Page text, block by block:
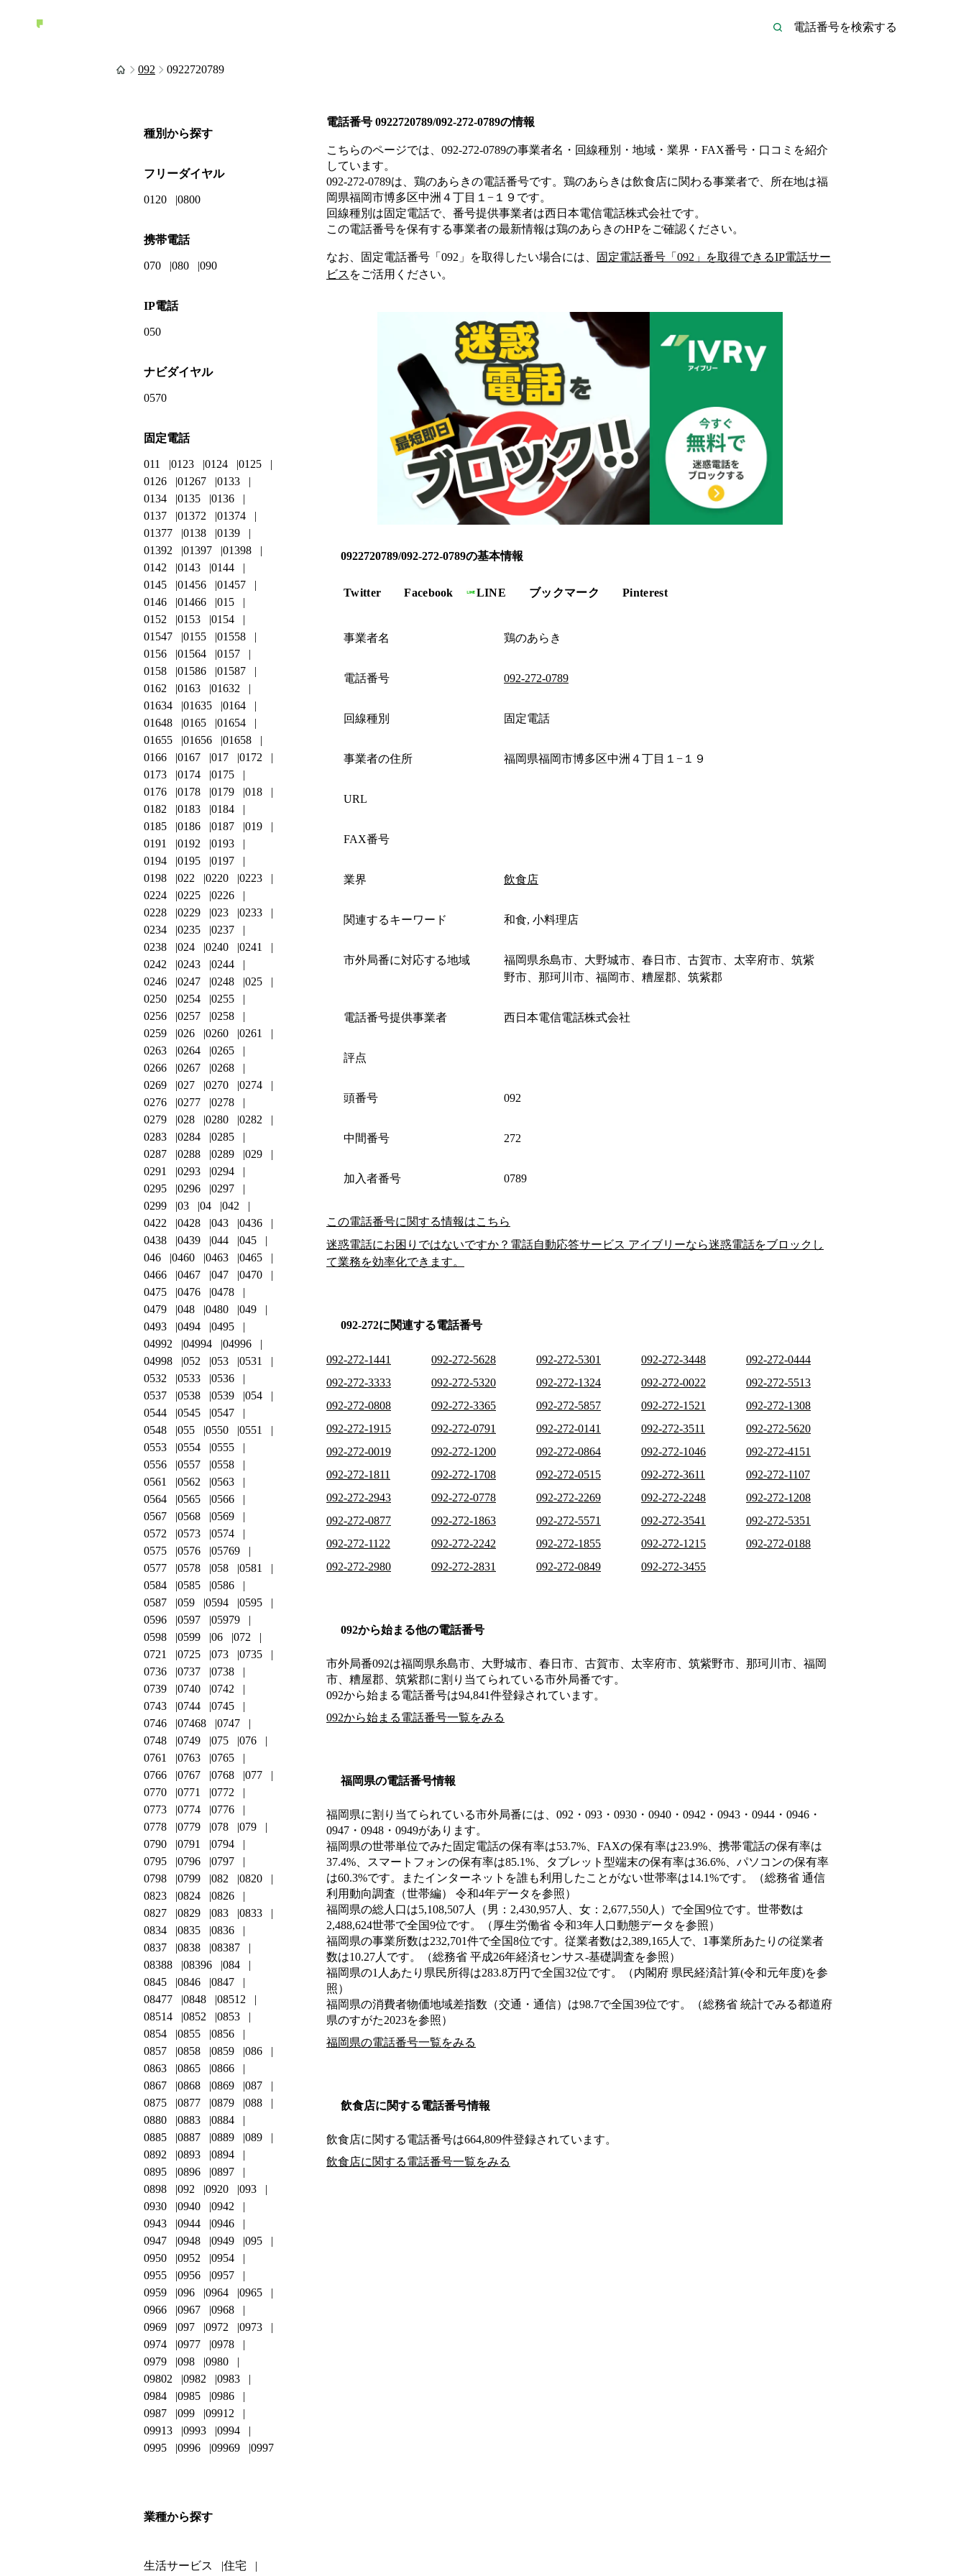
092 0922720789
電話番号 0922720789/092-272-0789の情報
こちらのページでは、 092-272-0789の事業者名・回線種別・地域・業界・FAX番号・口コミを紹介
しています。
092-272-0789は、 鶏のあらきの電話番号です。 鶏のあらきは飲食店に関わる事業者で、所在地は福
岡県福岡市博多区中洲４丁目１−１９ です。
回線種別は固定電話で、番号提供事業者は西日本電信電話株式会社です。
この電話番号を保有する事業者の最新情報は鶏のあらきのHPをご確認ください。
なお、固定電話番号「 092 」を取得したい場合には、 固定電話番号「 092 」を取得できるIP電話サー
ビス をご活用ください。
0922720789/092-272-0789の基本情報
Twitter Facebook LINE ブックマーク Pinterest
事業者名 鶏のあらき
電話番号 092-272-0789
回線種別 固定電話
事業者の住所 福岡県福岡市博多区中洲４丁目１−１９
URL
FAX番号
業界 飲食店
関連するキーワード 和食, 小料理店
市外局番に対応する地域
福岡県糸島市、大野城市、春日市、古賀市、太宰府市、筑紫
野市、那珂川市、福岡市、糟屋郡、筑紫郡
電話番号提供事業者 西日本電信電話株式会社
評点
頭番号 092
中間番号 272
加入者番号 0789
この電話番号に関する情報はこちら
迷惑電話にお困りではないですか？電話自動応答サービス アイブリーなら迷惑電話をブロックし
て業務を効率化できます。
092-272に関連する電話番号
092-272-1441 092-272-5628 092-272-5301 092-272-3448
092-272-0444
092-272-3333
092-272-5320 092-272-1324 092-272-0022
092-272-5513
092-272-0808
092-272-3365 092-272-5857 092-272-1521
092-272-1308
092-272-1915
092-272-0791 092-272-0141 092-272-3511
092-272-5620
092-272-0019
092-272-1200 092-272-0864 092-272-1046
092-272-4151
092-272-1811
092-272-1708 092-272-0515 092-272-3611
092-272-1107
092-272-2943
092-272-0778 092-272-2269 092-272-2248
092-272-1208
092-272-0877
092-272-1863 092-272-5571 092-272-3541
092-272-5351
092-272-1122
092-272-2242 092-272-1855 092-272-1215
092-272-0188
092-272-2980
092-272-2831 092-272-0849 092-272-3455
092から始まる他の電話番号
市外局番092は福岡県糸島市、大野城市、春日市、古賀市、太宰府市、筑紫野市、那珂川市、福岡
市、糟屋郡、筑紫郡に割り当てられている市外局番です。
092から始まる電話番号は94,841件登録されています。
092から始まる電話番号一覧をみる
福岡県の電話番号情報
福岡県に割り当てられている市外局番には、092・093・0930・0940・0942・0943・0944・0946・
0947・0948・0949があります。
福岡県の世帯単位でみた固定電話の保有率は53.7%、FAXの保有率は23.9%、携帯電話の保有率は
37.4%、スマートフォンの保有率は85.1%、タブレット型端末の保有率は36.6%、パソコンの保有率
は60.3%です。またインターネットを誰も利用したことがない世帯率は14.1%です。（総務省 通信
利用動向調査（世帯編） 令和4年データを参照）
福岡県の総人口は5,108,507人（男：2,430,957人、女：2,677,550人）で全国9位です。世帯数は
2,488,624世帯で全国9位です。（厚生労働省 令和3年人口動態データを参照）
福岡県の事業所数は232,701件で全国8位です。従業者数は2,389,165人で、1事業所あたりの従業者
数は10.27人です。（総務省 平成26年経済センサス‐基礎調査を参照）
福岡県の1人あたり県民所得は283.8万円で全国32位です。（内閣府 県民経済計算(令和元年度)を参
照）
福岡県の消費者物価地域差指数（交通・通信）は98.7で全国39位です。（総務省 統計でみる都道府
県のすがた2023を参照）
福岡県の電話番号一覧をみる
飲食店に関する電話番号情報
飲食店に関する電話番号は664,809件登録されています。
飲食店に関する電話番号一覧をみる
種別から探す
フリーダイヤル
0120 0800
携帯電話
070 080 090
IP電話
050
ナビダイヤル
0570
固定電話
011 0123 0124
0125
0126
01267
0133
0134
0135
0136
0137
01372
01374
01377
0138
0139
01392
01397
01398
0142
0143
0144
0145
01456
01457
0146
01466
015
0152
0153
0154
01547
0155
01558
0156
01564
0157
0158
01586
01587
0162
0163
01632
01634
01635
0164
01648
0165
01654
01655
01656
01658
0166
0167 017
0172
0173
0174
0175
0176
0178 0179
018
0182
0183
0184
0185
0186 0187
019
0191
0192
0193
0194
0195
0197
0198
022 0220
0223
0224
0225
0226
0228
0229 023
0233
0234
0235
0237
0238
024 0240
0241
0242
0243
0244
0246
0247 0248
025
0250
0254
0255
0256
0257
0258
0259
026 0260
0261
0263
0264
0265
0266
0267
0268
0269
027 0270
0274
0276
0277
0278
0279
028 0280
0282
0283
0284
0285
0287
0288 0289
029
0291
0293
0294
0295
0296
0297
0299
03 04
042
0422
0428 043
0436
0438
0439 044
045
046
0460 0463
0465
0466
0467 047
0470
0475
0476
0478
0479
048 0480
049
0493
0494
0495
04992
04994
04996
04998
052 053
0531
0532
0533
0536
0537
0538 0539
054
0544
0545
0547
0548
055 0550
0551
0553
0554
0555
0556
0557
0558
0561
0562
0563
0564
0565
0566
0567
0568
0569
0572
0573
0574
0575
0576
05769
0577
0578 058
0581
0584
0585
0586
0587
059 0594
0595
0596
0597
05979
0598
0599 06
072
0721
0725 073
0735
0736
0737
0738
0739
0740
0742
0743
0744
0745
0746
07468
0747
0748
0749 075
076
0761
0763
0765
0766
0767 0768
077
0770
0771
0772
0773
0774
0776
0778
0779 078
079
0790
0791
0794
0795
0796
0797
0798
0799 082
0820
0823
0824
0826
0827
0829 083
0833
0834
0835
0836
0837
0838
08387
08388
08396
084
0845
0846
0847
08477
0848
08512
08514
0852
0853
0854
0855
0856
0857
0858 0859
086
0863
0865
0866
0867
0868 0869
087
0875
0877 0879
088
0880
0883
0884
0885
0887 0889
089
0892
0893
0894
0895
0896
0897
0898
092 0920
093
0930
0940
0942
0943
0944
0946
0947
0948 0949
095
0950
0952
0954
0955
0956
0957
0959
096 0964
0965
0966
0967
0968
0969
097 0972
0973
0974
0977
0978
0979
098
0980
09802
0982
0983
0984
0985
0986
0987
099
09912
09913
0993
0994
0995
0996 09969 0997
業種から探す
生活サービス 住宅